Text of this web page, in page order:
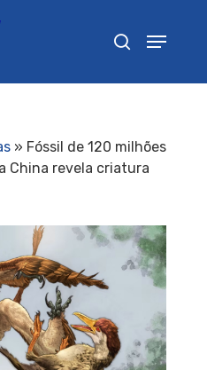
» Fóssil de 120 milhões
China revela criatura